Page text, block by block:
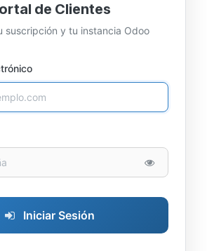
de Clientes
suscripción y tu instancia Odoo
Iniciar Sesión